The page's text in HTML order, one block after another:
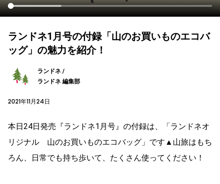
ランドネ1月号の付録「山のお買いものエコバ
ッグ」の魅力を紹介！
ランドネ /
ランドネ 編集部
2021年11月24日
本日24日発売『ランドネ1月号』の付録は、「ランドネオ
リジナル 山のお買いものエコバッグ」です▲山旅はもち
ろん、日常でも持ち歩いて、たくさん使ってください！